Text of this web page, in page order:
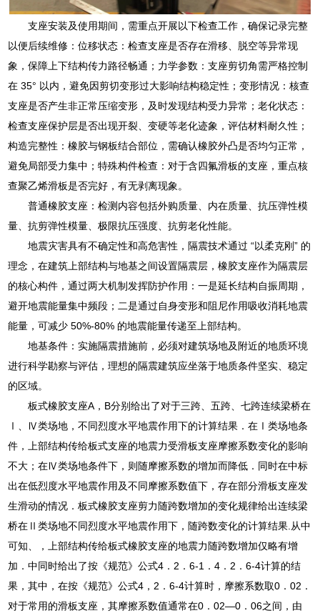
支座安装及使用期间，需重点开展以下检查工作，确保记录完整
以便后续维修：位移状态：检查支座是否存在滑移、脱空等异常现
象，保障上下结构传力路径畅通；力学参数：支座剪切角需严格控制
在 35° 以内，避免因剪切变形过大影响结构稳定性；变形情况：核查
支座是否产生非正常压缩变形，及时发现结构受力异常；老化状态：
检查支座保护层是否出现开裂、变硬等老化迹象，评估材料耐久性；
构造完整性：橡胶与钢板结合部位，需确认橡胶外凸是否均匀正常，
避免局部受力集中；特殊构件检查：对于含四氟滑板的支座，重点核
查聚乙烯滑板是否完好，有无剥离现象。
普通橡胶支座：检测内容包括外购质量、内在质量、抗压弹性模
量、抗剪弹性模量、极限抗压强度、抗剪老化性能。
地震灾害具有不确定性和高危害性，隔震技术通过 “以柔克刚” 的
理念，在建筑上部结构与地基之间设置隔震层，橡胶支座作为隔震层
的核心构件，通过两大机制发挥防护作用：一是延长结构自振周期，
避开地震能量集中频段；二是通过自身变形和阻尼作用吸收消耗地震
能量，可减少 50%-80% 的地震能量传递至上部结构。
地基条件：实施隔震措施前，必须对建筑场地及附近的地质环境
进行科学勘察与评估，理想的隔震建筑应坐落于地质条件坚实、稳定
的区域。
板式橡胶支座A，B分别给出了对于三跨、五跨、七跨连续梁桥在
Ⅰ、Ⅳ类场地，不同烈度水平地震作用下的计算结果．在Ⅰ类场地条
件，上部结构传给板式支座的地震力受滑板支座摩擦系数变化的影响
不大；在Ⅳ类场地条件下，则随摩擦系数的增加而降低．同时在中标
出在低烈度水平地震作用及不同摩擦系数值下，存在部分滑板支座发
生滑动的情况．板式橡胶支座剪力随跨数增加的变化规律给出连续梁
桥在Ⅱ类场地不同烈度水平地震作用下，随跨数变化的计算结果.从中
可知、，上部结构传给板式橡胶支座的地震力随跨数增加仅略有增
加．中同时给出了按《规范》公式4．2．6-1．4．2．6-4计算的结
果，其中，在按《规范》公式4，2．6-4计算时，摩擦系数取0．02．
对于常用的滑板支座，其摩擦系数值通常在0．02—0．06之间，由